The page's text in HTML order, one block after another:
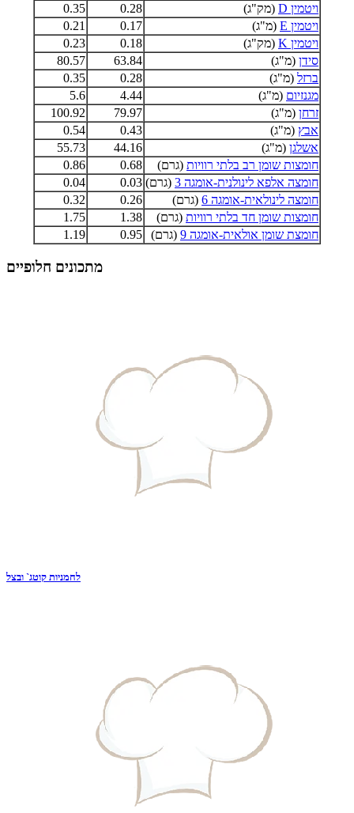
ויטמין D
(מק"ג) 0.28
0.35
ויטמין E
(מ"ג) 0.17
0.21
ויטמין K
(מק"ג) 0.18
0.23
סידן (מ"ג) 63.84
80.57
ברזל (מ"ג) 0.28
0.35
מגנזיום (מ"ג) 4.44
5.6
זרחן (מ"ג) 79.97
100.92
אבץ (מ"ג) 0.43
0.54
אשלגן (מ"ג) 44.16
55.73
חומצות שומן רב בלתי רוויות (גרם) 0.68
0.86
חומצה אלפא לינולנית-אומגה 3
(גרם) 0.03
0.04
חומצה לינולאית-אומגה 6
(גרם) 0.26
0.32
חומצות שומן חד בלתי רוויות (גרם) 1.38
1.75
חומצת שומן אולאית-אומגה 9
(גרם) 0.95
1.19
מתכונים חלופיים
לחמניות קוטג` ובצל